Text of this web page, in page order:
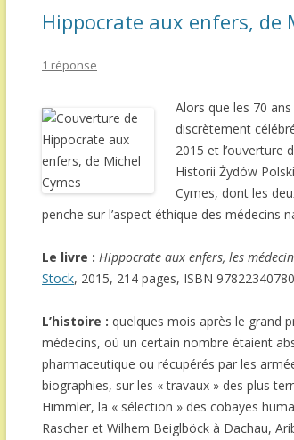
Hippocrate aux enfers, de
1 réponse
Alors que les 70
discrètement
2015 et l’ouverture
Historii Żydów
Cymes, dont les
penche sur l’aspect éthique des médecins
Le livre : Hippocrate aux enfers, les
Stock, 2015, 214 pages, ISBN
L’histoire : quelques mois après le grand
médecins, où un certain nombre étaient
pharmaceutique ou récupérés par les
biographies, sur les « travaux » des plus
Himmler, la « sélection » des cobayes
Rascher et Wilhem Beiglböck à Dachau,